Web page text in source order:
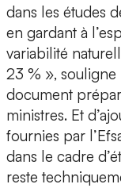
dans les études
en gardant à
variabilité
23 % », souligne
document
ministres. Et
fournies par
dans le cadre
reste